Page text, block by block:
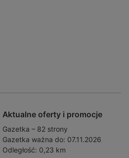
Aktualne oferty i promocje
Gazetka – 82 strony
Gazetka ważna do: 07.11.2026
Odległość: 0,23 km